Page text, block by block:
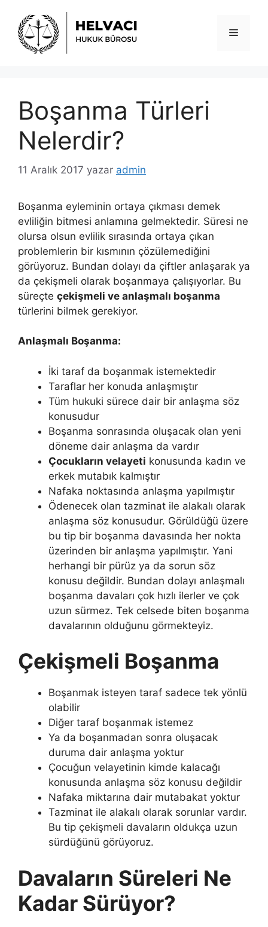
Menü
Boşanma Türleri
Nelerdir?
11 Aralık 2017 yazar admin
Boşanma eyleminin ortaya çıkması demek
evliliğin bitmesi anlamına gelmektedir. Süresi ne
olursa olsun evlilik sırasında ortaya çıkan
problemlerin bir kısmının çözülemediğini
görüyoruz. Bundan dolayı da çiftler anlaşarak ya
da çekişmeli olarak boşanmaya çalışıyorlar. Bu
süreçte çekişmeli ve anlaşmalı boşanma
türlerini bilmek gerekiyor.
Anlaşmalı Boşanma:
İki taraf da boşanmak istemektedir
Taraflar her konuda anlaşmıştır
Tüm hukuki sürece dair bir anlaşma söz
konusudur
Boşanma sonrasında oluşacak olan yeni
döneme dair anlaşma da vardır
Çocukların velayeti konusunda kadın ve
erkek mutabık kalmıştır
Nafaka noktasında anlaşma yapılmıştır
Ödenecek olan tazminat ile alakalı olarak
anlaşma söz konusudur. Görüldüğü üzere
bu tip bir boşanma davasında her nokta
üzerinden bir anlaşma yapılmıştır. Yani
herhangi bir pürüz ya da sorun söz
konusu değildir. Bundan dolayı anlaşmalı
boşanma davaları çok hızlı ilerler ve çok
uzun sürmez. Tek celsede biten boşanma
davalarının olduğunu görmekteyiz.
Çekişmeli Boşanma
Boşanmak isteyen taraf sadece tek yönlü
olabilir
Diğer taraf boşanmak istemez
Ya da boşanmadan sonra oluşacak
duruma dair anlaşma yoktur
Çocuğun velayetinin kimde kalacağı
konusunda anlaşma söz konusu değildir
Nafaka miktarına dair mutabakat yoktur
Tazminat ile alakalı olarak sorunlar vardır.
Bu tip çekişmeli davaların oldukça uzun
sürdüğünü görüyoruz.
Davaların Süreleri Ne
Kadar Sürüyor?